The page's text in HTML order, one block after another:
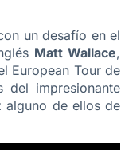
un desafío en el
Matt Wallace,
European Tour de
impresionante
alguno de ellos de